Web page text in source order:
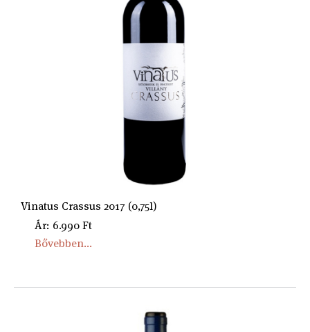
Vinatus Crassus 2017 (0,75l)
Ár: 6.990 Ft
Bővebben...